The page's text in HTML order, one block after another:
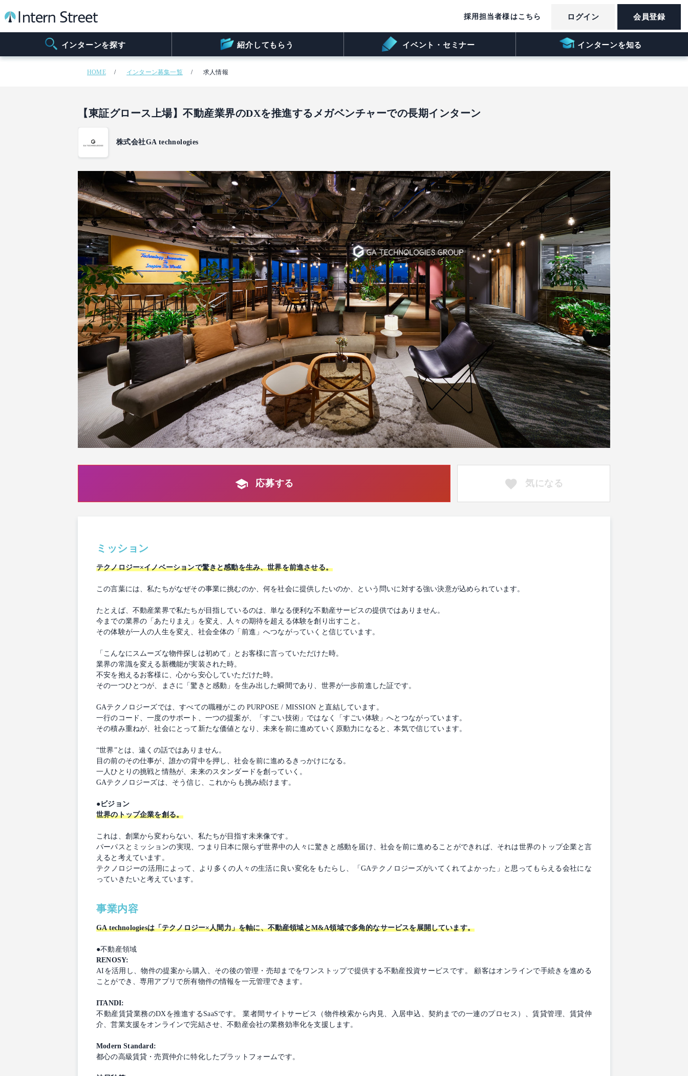
インターンを探す 紹介してもらう イベント・セミナー インターンを知る
採用担当者様はこちら ログイン 会員登録
HOME インターン募集一覧 求人情報
【東証グロース上場】不動産業界のDXを推進するメガベンチャーでの長期インターン
株式会社GA technologies
応募する 気になる
ミッション
テクノロジー×イノベーションで驚きと感動を生み、世界を前進させる。
この言葉には、私たちがなぜその事業に挑むのか、何を社会に提供したいのか、という問いに対する強い決意が込められています。
たとえば、不動産業界で私たちが目指しているのは、単なる便利な不動産サービスの提供ではありません。
今までの業界の「あたりまえ」を変え、人々の期待を超える体験を創り出すこと。
その体験が一人の人生を変え、社会全体の「前進」へつながっていくと信じています。
「こんなにスムーズな物件探しは初めて」とお客様に言っていただけた時。
業界の常識を変える新機能が実装された時。
不安を抱えるお客様に、心から安心していただけた時。
その一つひとつが、まさに「驚きと感動」を生み出した瞬間であり、世界が一歩前進した証です。
GAテクノロジーズでは、すべての職種がこの PURPOSE / MISSION と直結しています。
一行のコード、一度のサポート、一つの提案が、「すごい技術」ではなく「すごい体験」へとつながっています。
その積み重ねが、社会にとって新たな価値となり、未来を前に進めていく原動力になると、本気で信じています。
“世界”とは、遠くの話ではありません。
目の前のその仕事が、誰かの背中を押し、社会を前に進めるきっかけになる。
一人ひとりの挑戦と情熱が、未来のスタンダードを創っていく。
GAテクノロジーズは、そう信じ、これからも挑み続けます。
●ビジョン
世界のトップ企業を創る。
これは、創業から変わらない、私たちが目指す未来像です。
パーパスとミッションの実現、つまり日本に限らず世界中の人々に驚きと感動を届け、社会を前に進めることができれば、それは世界のトップ企業と言
えると考えています。
テクノロジーの活用によって、より多くの人々の生活に良い変化をもたらし、「GAテクノロジーズがいてくれてよかった」と思ってもらえる会社にな
っていきたいと考えています。
事業内容
GA technologiesは「テクノロジー×人間力」を軸に、不動産領域とM&A領域で多角的なサービスを展開しています。
●不動産領域
RENOSY:
AIを活用し、物件の提案から購入、その後の管理・売却までをワンストップで提供する不動産投資サービスです。 顧客はオンラインで手続きを進める
ことができ、専用アプリで所有物件の情報を一元管理できます。
ITANDI:
不動産賃貸業務のDXを推進するSaaSです。 業者間サイトサービス（物件検索から内見、入居申込、契約までの一連のプロセス）、賃貸管理、賃貸仲
介、営業支援をオンラインで完結させ、不動産会社の業務効率化を支援します。
Modern Standard:
都心の高級賃貸・売買仲介に特化したプラットフォームです。